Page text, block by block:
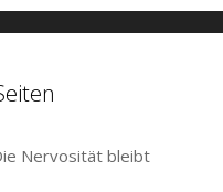
Nervosität bleibt